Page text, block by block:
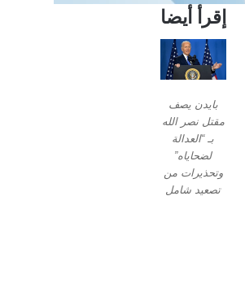
إقرأ أيضا
بايدن يصف
مقتل نصر الله
بـ “العدالة
لضحاياه”
وتحذيرات من
تصعيد شامل